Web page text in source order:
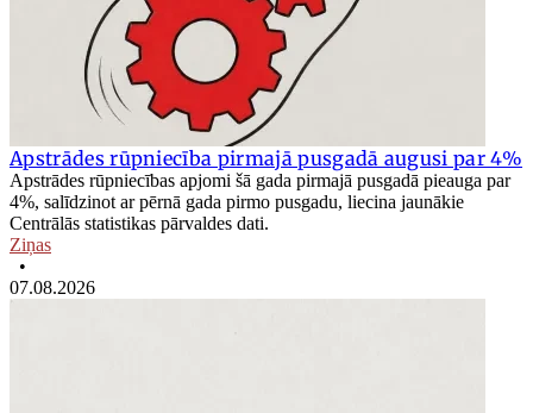
Apstrādes rūpniecība pirmajā pusgadā augusi par 4%
Apstrādes rūpniecības apjomi šā gada pirmajā pusgadā pieauga par
4%, salīdzinot ar pērnā gada pirmo pusgadu, liecina jaunākie
Centrālās statistikas pārvaldes dati.
Ziņas
•
07.08.2026